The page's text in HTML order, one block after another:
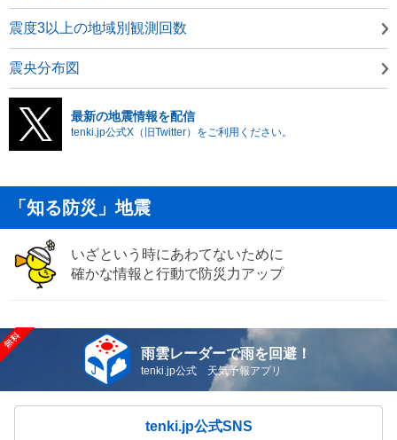
震度3以上の地域別観測回数
震央分布図
最新の地震情報を配信
tenki.jp公式X（旧Twitter）をご利用ください。
「知る防災」地震
いざという時にあわてないために
確かな情報と行動で防災力アップ
雨雲レーダーで雨を回避！
tenki.jp公式 天気予報アプリ
tenki.jp公式SNS